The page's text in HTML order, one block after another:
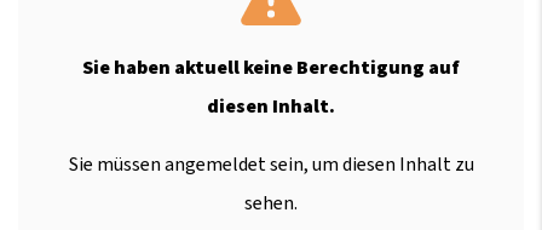
Sie haben aktuell keine Berechtigung auf
diesen Inhalt.
Sie müssen angemeldet sein, um diesen Inhalt zu
sehen.